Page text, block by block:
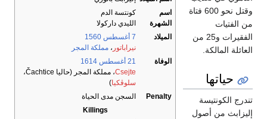
اسم
الشهرة
كونتسة الدم
الليدي داركولا
الميلاد
7 أغسطس
1560
نيراباتور ، مملكة المجر
الوفاة
21 أغسطس
1614
Csejte، مملكة المجر (حاليا Čachtice،
سلوڤكيا)
Penalty
السجن مدى الحياة
Killings
وقتل نحو 600 فتاة
من الفتيات
الفقيرات و25 من
العائلة المالكة.
حياتها
تندرج الكونتيسة
إليزابث من أصول